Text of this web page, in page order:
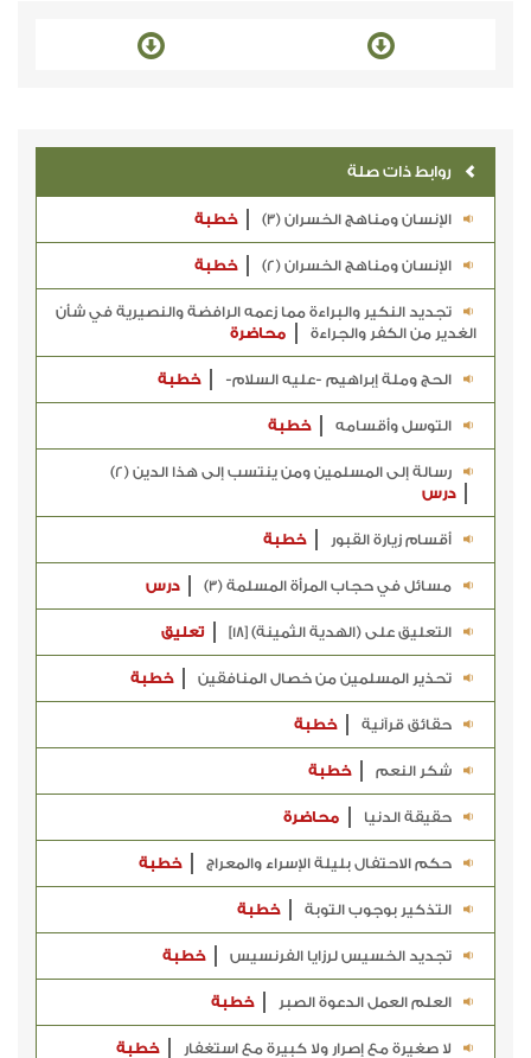
روابط ذات صلة
الإنسان ومناهج الخسران (3) خطبة
الإنسان ومناهج الخسران (2) خطبة
تجديد النكير والبراءة مما زعمه الرافضة والنصيرية في شأن
الغدير من الكفر والجراءة
محاضرة
الحج وملة إبراهيم -عليه السلام- خطبة
التوسل وأقسامه خطبة
رسالة إلى المسلمين ومن ينتسب إلى هذا الدين (2)
درس
أقسام زيارة القبور خطبة
مسائل في حجاب المرأة المسلمة (3) درس
التعليق على (الهدية الثمينة) [18] تعليق
تحذير المسلمين من خصال المنافقين خطبة
حقائق قرآنية خطبة
شكر النعم خطبة
حقيقة الدنيا محاضرة
حكم الاحتفال بليلة الإسراء والمعراج خطبة
التذكير بوجوب التوبة خطبة
تجديد الخسيس لرزايا الفرنسيس خطبة
العلم العمل الدعوة الصبر خطبة
لا صغيرة مع إصرار ولا كبيرة مع استغفار خطبة